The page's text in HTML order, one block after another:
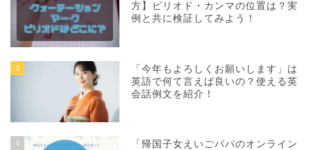
方】ピリオド・カンマの位置は？実
例と共に検証してみよう！
3
「今年もよろしくお願いします」は
英語で何て言えば良いの？使える英
会話例文を紹介！
4
「帰国子女えいごパパのオンライン